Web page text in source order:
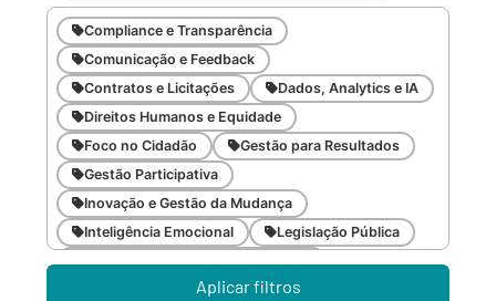
Compliance e Transparência
Comunicação e Feedback
Contratos e Licitações
Dados, Analytics e IA
Direitos Humanos e Equidade
Foco no Cidadão
Gestão para Resultados
Gestão Participativa
Inovação e Gestão da Mudança
Inteligência Emocional
Legislação Pública
Meio Ambiente e Sustentabilidade
Metodologias Ágeis
Orçamento e Finanças
Aplicar filtros